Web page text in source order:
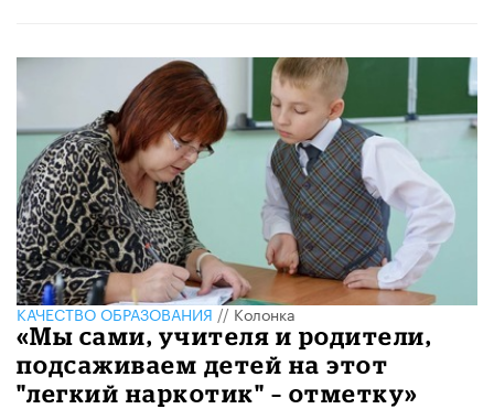
КАЧЕСТВО ОБРАЗОВАНИЯ//Колонка
«Мы сами, учителя и родители,
подсаживаем детей на этот
"легкий наркотик" – отметку»